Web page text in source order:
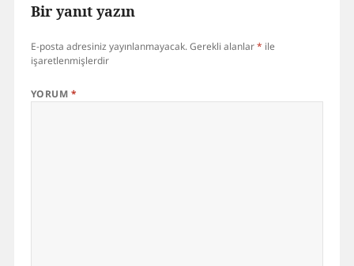
Bir yanıt yazın
E-posta adresiniz yayınlanmayacak.Gerekli alanlar* ile
işaretlenmişlerdir
YORUM *